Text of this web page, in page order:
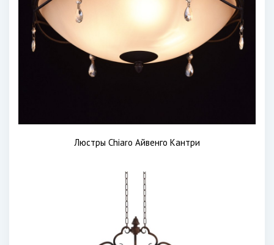
Люстры Chiaro Айвенго Кантри